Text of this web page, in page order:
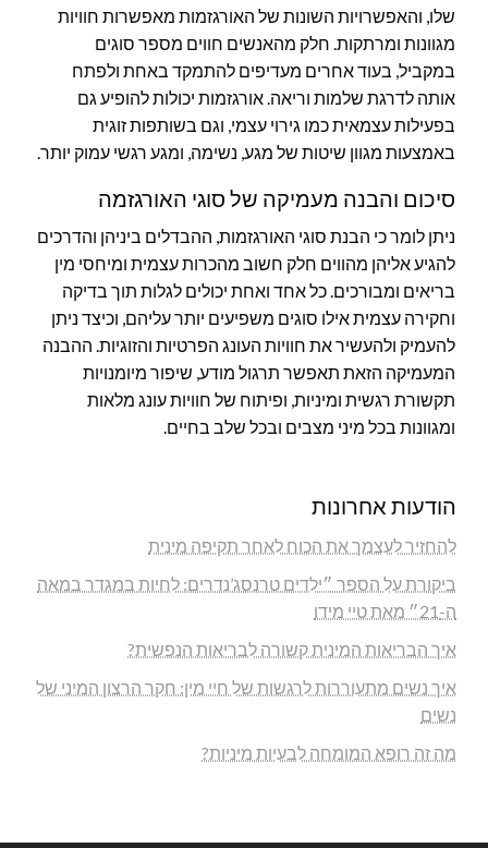
שלו, והאפשרויות השונות של האורגזמות מאפשרות חוויות
מגוונות ומרתקות. חלק מהאנשים חווים מספר סוגים
במקביל, בעוד אחרים מעדיפים להתמקד באחת ולפתח
אותה לדרגת שלמות וריאה. אורגזמות יכולות להופיע גם
בפעילות עצמאית כמו גירוי עצמי, וגם בשותפות זוגית
באמצעות מגוון שיטות של מגע, נשימה, ומגע רגשי עמוק יותר.
סיכום והבנה מעמיקה של סוגי האורגזמה
ניתן לומר כי הבנת סוגי האורגזמות, ההבדלים ביניהן והדרכים
להגיע אליהן מהווים חלק חשוב מהכרות עצמית ומיחסי מין
בריאים ומבורכים. כל אחד ואחת יכולים לגלות תוך בדיקה
וחקירה עצמית אילו סוגים משפיעים יותר עליהם, וכיצד ניתן
להעמיק ולהעשיר את חוויות העונג הפרטיות והזוגיות. ההבנה
המעמיקה הזאת תאפשר תרגול מודע, שיפור מיומנויות
תקשורת רגשית ומיניות, ופיתוח של חוויות עונג מלאות
ומגוונות בכל מיני מצבים ובכל שלב בחיים.
הודעות אחרונות
להחזיר לעצמך את הכוח לאחר תקיפה מינית
ביקורת על הספר ״ילדים טרנסג’נדרים: לחיות במגדר במאה
ה-21״ מאת טיי מידו
איך הבריאות המינית קשורה לבריאות הנפשית?
איך נשים מתעוררות לרגשות של חיי מין: חקר הרצון המיני של
נשים
מה זה רופא המומחה לבעיות מיניות?